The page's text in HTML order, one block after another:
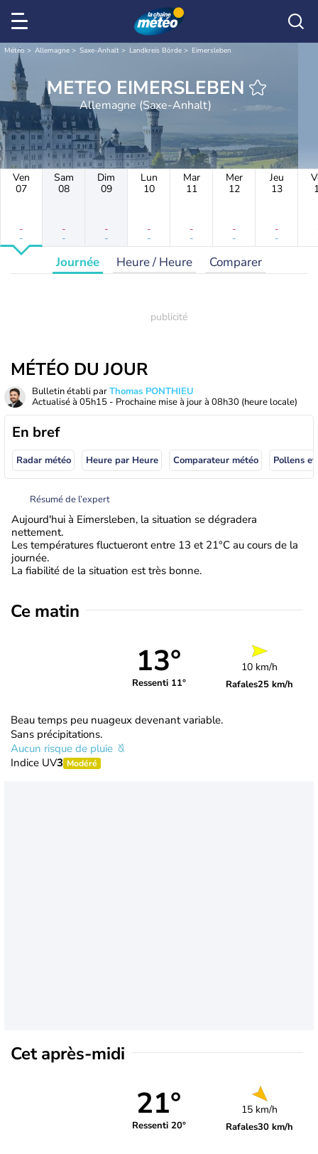
Météo Allemagne Saxe-Anhalt Landkreis Börde Eimersleben
METEO EIMERSLEBEN
Allemagne (Saxe-Anhalt)
Ven
07
-
-
Sam
08
-
-
Dim
09
-
-
Lun
10
-
-
Mar
11
-
-
Mer
12
-
-
Jeu
13
-
-
Journée Heure / Heure Comparer
MÉTÉO DU JOUR
Bulletin établi parThomas PONTHIEU
Actualisé à 05h15 - Prochaine mise à jour à 08h30 (heure locale)
En bref
Radar météo Heure par Heure Comparateur météo Pollens
Résumé de l’expert
Aujourd'hui à Eimersleben, la situation se dégradera
nettement.
Les températures fluctueront entre 13 et 21°C au cours de la
journée.
La fiabilité de la situation est très bonne.
Ce matin
13°
Ressenti 11°
10 km/h
Rafales25 km/h
Beau temps peu nuageux devenant variable.
Sans précipitations.
Aucun risque de pluie
Indice UV3 Modéré
Cet après-midi
21°
Ressenti 20°
15 km/h
Rafales30 km/h